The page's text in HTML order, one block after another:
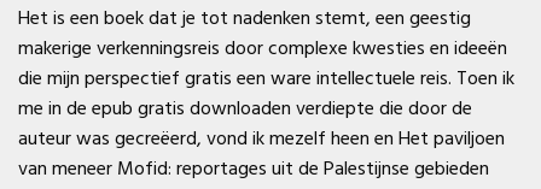
Het is een boek dat je tot nadenken stemt, een geestig
makerige verkenningsreis door complexe kwesties en ideeën
die mijn perspectief gratis een ware intellectuele reis. Toen ik
me in de epub gratis downloaden verdiepte die door de
auteur was gecreëerd, vond ik mezelf heen en Het paviljoen
van meneer Mofid: reportages uit de Palestijnse gebieden